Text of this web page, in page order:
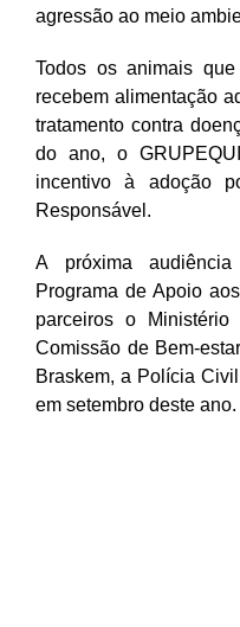
agressão ao meio
Todos os animais
recebem alimentação
tratamento contra
do ano, o
incentivo à adoção
Responsável.
A próxima
Programa de Apoio
parceiros o
Comissão de Bem-
Braskem, a Polícia
em setembro deste ano.